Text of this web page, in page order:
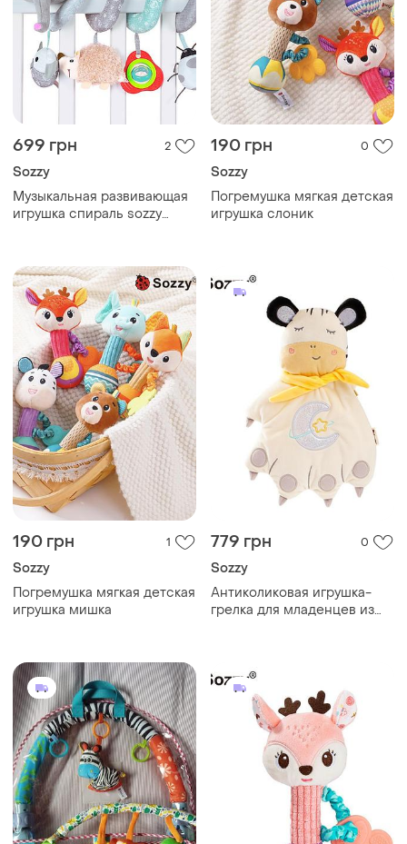
699 грн 2
Sozzy
Музыкальная развивающая
игрушка спираль sozzy
190 грн 0
Sozzy
Погремушка мягкая детская
игрушка слоник
190 грн 1
Sozzy
Погремушка мягкая детская
игрушка мишка
779 грн 0
Sozzy
Антиколиковая игрушка-
грелка для младенцев из